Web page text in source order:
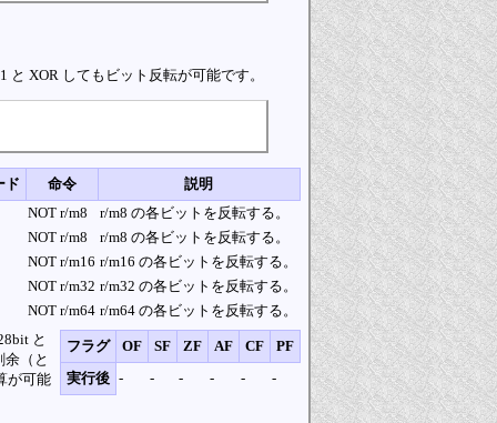
XOR してもビット反転が可能です。
ド 命令
説明
NOT r/m8
r/m8 の各ビットを反転する。
NOT r/m8
r/m8 の各ビットを反転する。
NOT r/m16 r/m16 の各ビットを反転する。
NOT r/m32 r/m32 の各ビットを反転する。
NOT r/m64 r/m64 の各ビットを反転する。
フラグ OF SF ZF AF CF
PF
実行後 - - - - - -
と
（と
が可能